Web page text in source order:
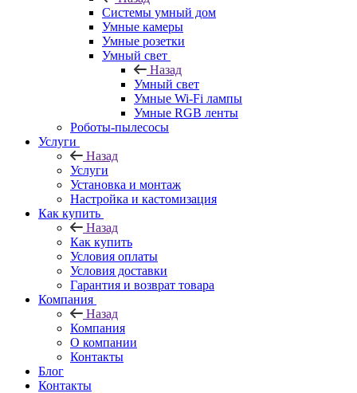
Системы умный дом
Умные камеры
Умные розетки
Умный свет
Назад
Умный свет
Умные Wi-Fi лампы
Умные RGB ленты
Роботы-пылесосы
Услуги
Назад
Услуги
Установка и монтаж
Настройка и кастомизация
Как купить
Назад
Как купить
Условия оплаты
Условия доставки
Гарантия и возврат товара
Компания
Назад
Компания
О компании
Контакты
Блог
Контакты